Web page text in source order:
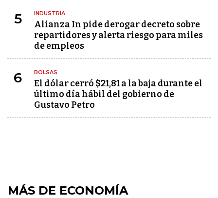
5 INDUSTRIA
Alianza In pide derogar decreto sobre
repartidores y alerta riesgo para miles
de empleos
6 BOLSAS
El dólar cerró $21,81 a la baja durante el
último día hábil del gobierno de
Gustavo Petro
MÁS DE ECONOMÍA